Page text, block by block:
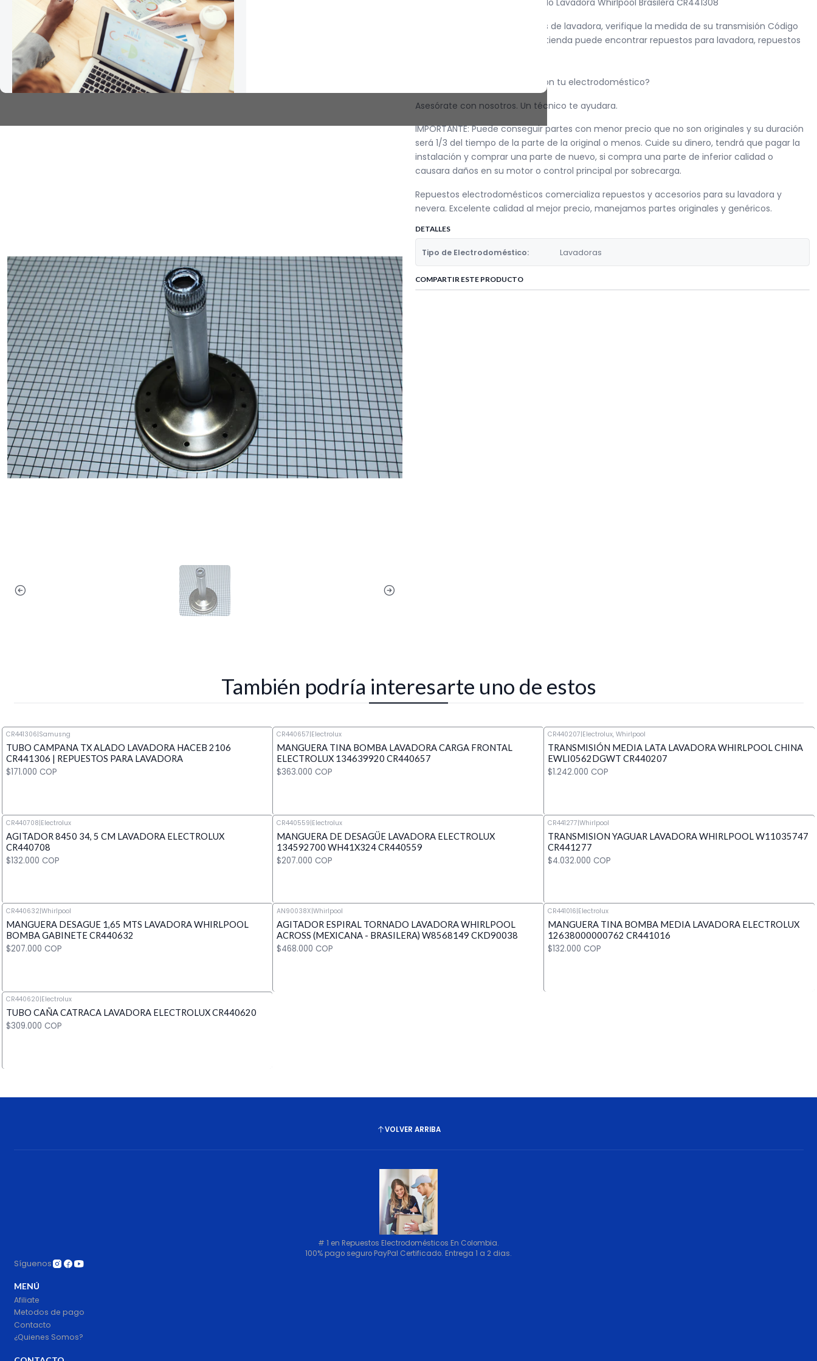
Tubo Campana Tx Yaguar Alado Lavadora Whirlpool Brasilera CR441308
Repuestos para varios modelos de lavadora, verifique la medida de su transmisión Código
Original: CR441308. En nuestra tienda puede encontrar repuestos para lavadora, repuestos
¿No sabes si se corresponde con tu electrodoméstico?
Asesórate con nosotros. Un técnico te ayudara.
IMPORTANTE: Puede conseguir partes con menor precio que no son originales y su duración
será 1/3 del tiempo de la parte de la original o menos. Cuide su dinero, tendrá que pagar la
instalación y comprar una parte de nuevo, si compra una parte de inferior calidad o
causara daños en su motor o control principal por sobrecarga.
Repuestos electrodomésticos comercializa repuestos y accesorios para su lavadora y
nevera. Excelente calidad al mejor precio, manejamos partes originales y genéricos.
DETALLES
Tipo de Electrodoméstico: Lavadoras
COMPARTIR ESTE PRODUCTO
También podría interesarte uno de estos
CR441306|Samusng
TUBO CAMPANA TX ALADO LAVADORA HACEB 2106
CR441306 | REPUESTOS PARA LAVADORA
$171.000 COP
Cantidad
CR440657|Electrolux
MANGUERA TINA BOMBA LAVADORA CARGA FRONTAL
ELECTROLUX 134639920 CR440657
$363.000 COP
Cantidad
CR440207|Electrolux, Whirlpool
TRANSMISIÓN MEDIA LATA LAVADORA WHIRLPOOL CHINA
EWLI0562DGWT CR440207
$1.242.000 COP
Cantidad
CR440708|Electrolux
AGITADOR 8450 34, 5 CM LAVADORA ELECTROLUX
CR440708
$132.000 COP
Cantidad
CR440559|Electrolux
MANGUERA DE DESAGÜE LAVADORA ELECTROLUX
134592700 WH41X324 CR440559
$207.000 COP
Cantidad
CR441277|Whirlpool
TRANSMISION YAGUAR LAVADORA WHIRLPOOL W11035747
CR441277
$4.032.000 COP
Cantidad
CR440632|Whirlpool
MANGUERA DESAGUE 1,65 MTS LAVADORA WHIRLPOOL
BOMBA GABINETE CR440632
$207.000 COP
Cantidad
AN90038X|Whirlpool
AGITADOR ESPIRAL TORNADO LAVADORA WHIRLPOOL
ACROSS (MEXICANA - BRASILERA) W8568149 CKD90038
$468.000 COP
CR441016|Electrolux
MANGUERA TINA BOMBA MEDIA LAVADORA ELECTROLUX
12638000000762 CR441016
$132.000 COP
CR440620|Electrolux
TUBO CAÑA CATRACA LAVADORA ELECTROLUX CR440620
$309.000 COP
Cantidad
VOLVER ARRIBA
# 1 en Repuestos Electrodomésticos En Colombia.
100% pago seguro PayPal Certificado. Entrega 1 a 2 dias.
Síguenos
MENÚ
Afiliate
Metodos de pago
Contacto
¿Quienes Somos?